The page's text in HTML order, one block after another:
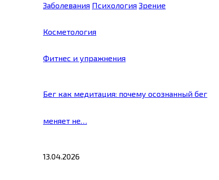
Заболевания Психология Зрение
Косметология
Фитнес и упражнения
Бег как медитация: почему осознанный бег
меняет не…
13.04.2026